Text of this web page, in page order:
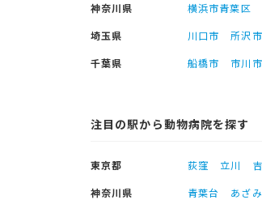
神奈川県
横浜市青葉区
埼玉県
川口市 所沢市
千葉県
船橋市 市川市
注目の駅から動物病院を探す
東京都 荻窪 立川
神奈川県
青葉台 あざ